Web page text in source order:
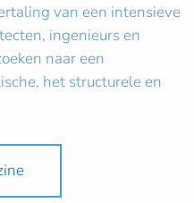
van een intensieve
ingenieurs en
naar een
het structurele en